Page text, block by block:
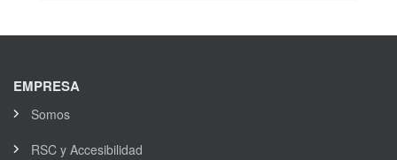
EMPRESA
Somos
RSC y Accesibilidad